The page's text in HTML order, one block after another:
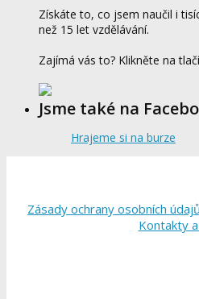
Získáte to, co jsem naučil i
než 15 let vzdělávání.
Zajímá vás to? Klikněte na
Jsme také na
Hrajeme si na burze
Zásady ochrany osobních údajů
Kontakty